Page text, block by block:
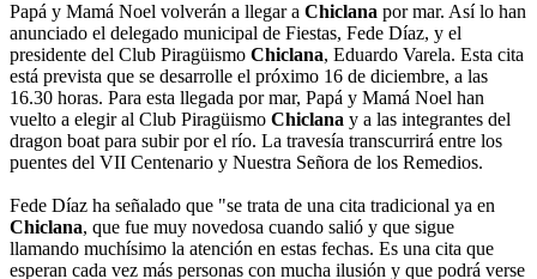
Papá y Mamá Noel volverán a llegar a Chiclana por mar. Así lo han
anunciado el delegado municipal de Fiestas, Fede Díaz, y el
presidente del Club Piragüismo Chiclana, Eduardo Varela. Esta cita
está prevista que se desarrolle el próximo 16 de diciembre, a las
16.30 horas. Para esta llegada por mar, Papá y Mamá Noel han
vuelto a elegir al Club Piragüismo Chiclana y a las integrantes del
dragon boat para subir por el río. La travesía transcurrirá entre los
puentes del VII Centenario y Nuestra Señora de los Remedios.
Fede Díaz ha señalado que "se trata de una cita tradicional ya en
Chiclana, que fue muy novedosa cuando salió y que sigue
llamando muchísimo la atención en estas fechas. Es una cita que
esperan cada vez más personas con mucha ilusión y que podrá verse